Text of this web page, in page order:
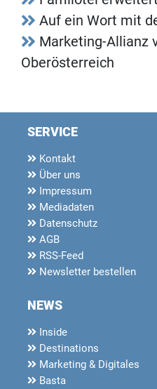
Auf ein Wort mit
Marketing-Allianz
Oberösterreich
SERVICE
Kontakt
Über uns
Impressum
Mediadaten
Datenschutz
AGB
RSS-Feed
Newsletter bestellen
NEWS
Inside
Destinations
Marketing & Digitales
Basta